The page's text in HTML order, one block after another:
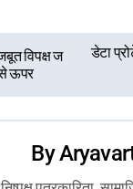
विपक्ष ज
ऊपर
डेटा
By